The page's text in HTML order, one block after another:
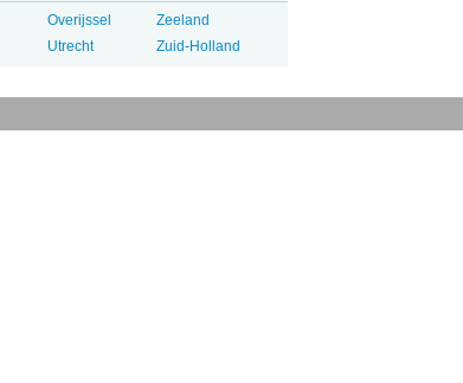
Overijssel
Utrecht
Zeeland
Zuid-Holland